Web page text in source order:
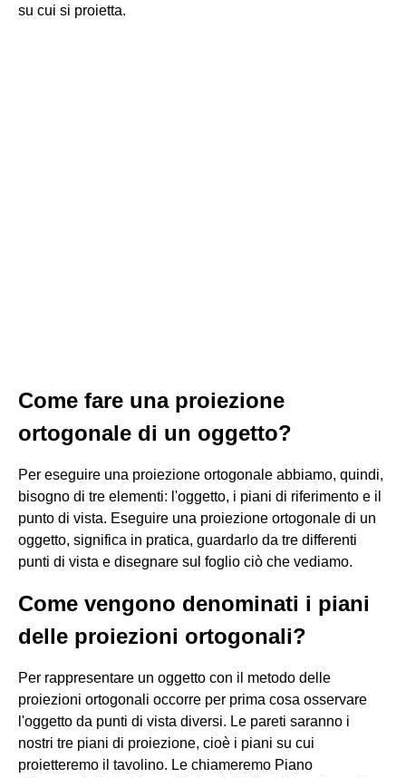
su cui si proietta.
Come fare una proiezione
ortogonale di un oggetto?
Per eseguire una proiezione ortogonale abbiamo, quindi,
bisogno di tre elementi: l'oggetto, i piani di riferimento e il
punto di vista. Eseguire una proiezione ortogonale di un
oggetto, significa in pratica, guardarlo da tre differenti
punti di vista e disegnare sul foglio ciò che vediamo.
Come vengono denominati i piani
delle proiezioni ortogonali?
Per rappresentare un oggetto con il metodo delle
proiezioni ortogonali occorre per prima cosa osservare
l'oggetto da punti di vista diversi. Le pareti saranno i
nostri tre piani di proiezione, cioè i piani su cui
proietteremo il tavolino. Le chiameremo Piano